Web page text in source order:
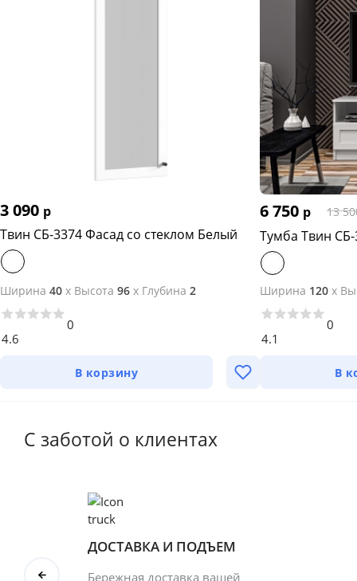
3 090 р
Твин СБ-3374 Фасад со стеклом Белый
Ширина 40 x Высота 96 x Глубина 2
4.6
0
В корзину
6 750 р 13
Тумба Твин
Ширина 120 x
4.1
0
В
С заботой о клиентах
ДОСТАВКА И ПОДЪЕМ
Бережная доставка вашей